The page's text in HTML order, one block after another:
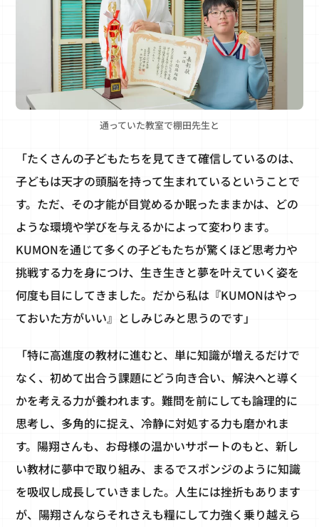
通っていた教室で棚田先生と
「たくさんの子どもたちを見てきて確信しているのは、
子どもは天才の頭脳を持って生まれているということで
す。ただ、その才能が目覚めるか眠ったままかは、どの
ような環境や学びを与えるかによって変わります。
KUMONを通じて多くの子どもたちが驚くほど思考力や
挑戦する力を身につけ、生き生きと夢を叶えていく姿を
何度も目にしてきました。だから私は『KUMONはやっ
ておいた方がいい』としみじみと思うのです」
「特に高進度の教材に進むと、単に知識が増えるだけで
なく、初めて出合う課題にどう向き合い、解決へと導く
かを考える力が養われます。難問を前にしても論理的に
思考し、多角的に捉え、冷静に対処する力も磨かれま
す。陽翔さんも、お母様の温かいサポートのもと、新し
い教材に夢中で取り組み、まるでスポンジのように知識
を吸収し成長していきました。人生には挫折もあります
が、陽翔さんならそれさえも糧にして力強く乗り越えら